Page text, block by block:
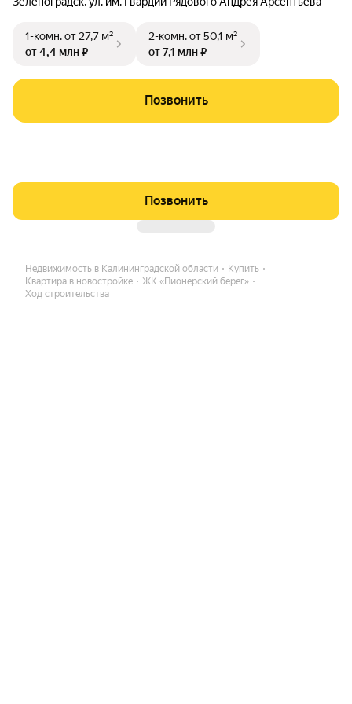
1-комн.от 27,7 м²
от 4,4 млн ₽
2-комн.от 50,1 м²
от 7,1 млн ₽
Позвонить
Позвонить
Недвижимость в Калининградской области
Купить
Квартира в новостройке
ЖК «Пионерский берег»
Ход строительства